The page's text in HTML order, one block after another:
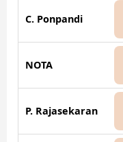
C. Ponpandi
NOTA
P. Rajasekaran